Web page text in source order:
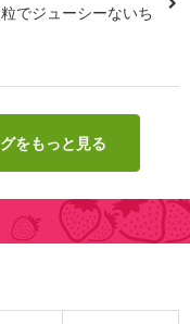
でジューシーないち
をもっと見る